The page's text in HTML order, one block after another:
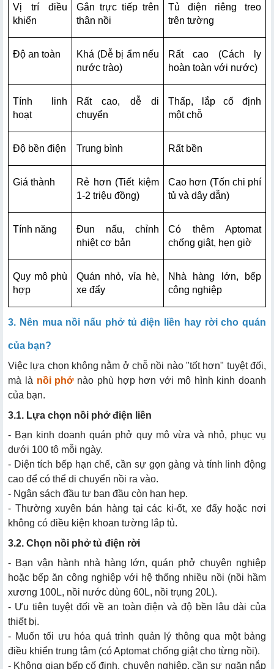
Vị trí điều
khiển
Gắn trực tiếp trên
thân nồi
Tủ điện riêng treo
trên tường
Độ an toàn
Khá (Dễ bị ẩm nếu
nước trào)
Rất cao (Cách ly
hoàn toàn với nước)
Tính linh
hoạt
Rất cao, dễ di
chuyển
Thấp, lắp cố định
một chỗ
Độ bền điện Trung bình Rất bền
Giá thành
Rẻ hơn (Tiết kiệm
1-2 triệu đồng)
Cao hơn (Tốn chi phí
tủ và dây dẫn)
Tính năng
Đun nấu, chỉnh
nhiệt cơ bản
Có thêm Aptomat
chống giật, hẹn giờ
Quy mô phù
hợp
Quán nhỏ, vỉa hè,
xe đẩy
Nhà hàng lớn, bếp
công nghiệp
3. Nên mua nồi nấu phở tủ điện liền hay rời cho quán
của bạn?
Việc lựa chọn không nằm ở chỗ nồi nào "tốt hơn" tuyệt đối,
mà là nồi phởnào phù hợp hơn với mô hình kinh doanh
của bạn.
3.1. Lựa chọn nồi phở điện liền
- Bạn kinh doanh quán phở quy mô vừa và nhỏ, phục vụ
dưới 100 tô mỗi ngày.
- Diện tích bếp hạn chế, cần sự gọn gàng và tính linh động
cao để có thể di chuyển nồi ra vào.
- Ngân sách đầu tư ban đầu còn hạn hẹp.
- Thường xuyên bán hàng tại các ki-ốt, xe đẩy hoặc nơi
không có điều kiện khoan tường lắp tủ.
3.2. Chọn nồi phở tủ điện rời
- Bạn vận hành nhà hàng lớn, quán phở chuyên nghiệp
hoặc bếp ăn công nghiệp với hệ thống nhiều nồi (nồi hầm
xương 100L, nồi nước dùng 60L, nồi trụng 20L).
- Ưu tiên tuyệt đối về an toàn điện và độ bền lâu dài của
thiết bị.
- Muốn tối ưu hóa quá trình quản lý thông qua một bảng
điều khiển trung tâm (có Aptomat chống giật cho từng nồi).
- Không gian bếp cố định, chuyên nghiệp, cần sự ngăn nắp